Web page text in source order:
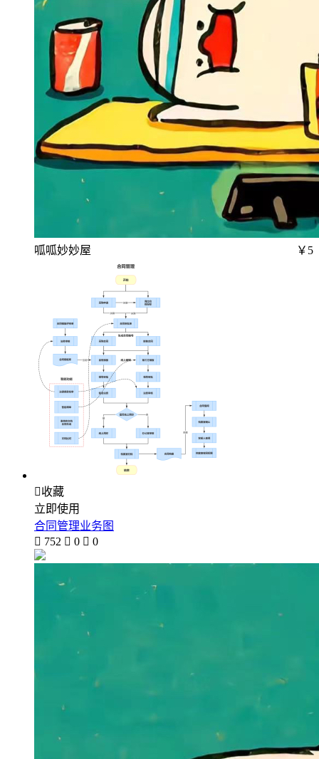
呱呱妙妙屋 ￥5
收藏
立即使用
合同管理业务图
 752  0  0